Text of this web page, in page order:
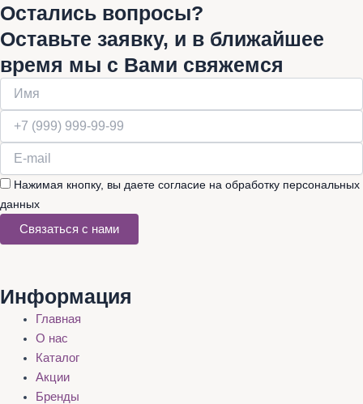
Остались вопросы?
Оставьте заявку, и в ближайшее
время мы с Вами свяжемся
Нажимая кнопку, вы даете согласие на обработку персональных
данных
Связаться с нами
Информация
Главная
О нас
Каталог
Акции
Бренды